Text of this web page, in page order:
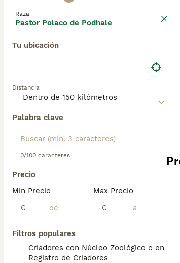
Raza
Pastor Polaco de Podhale
Tu ubicación
Distancia
Palabra clave
0/100 caracteres
Precio
Min Precio
€
Max Precio
€
Filtros populares
Criadores con Núcleo Zoológico o en el
Registro de Criadores